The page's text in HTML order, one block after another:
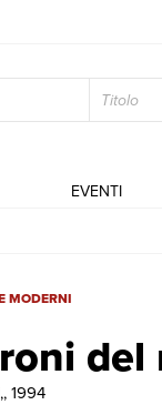
EVENTI
del
| Libri antichi e
MODERNI
1994